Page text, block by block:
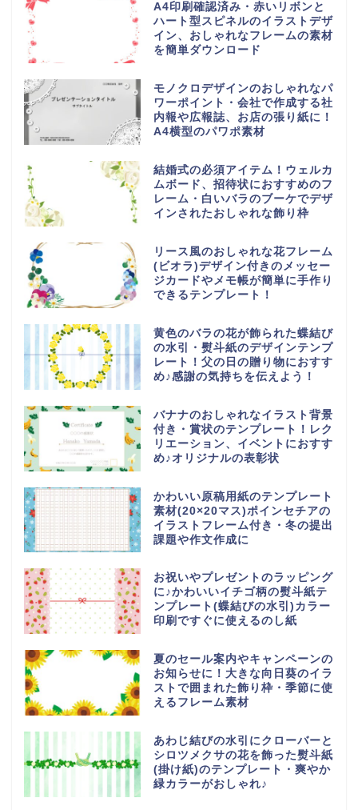
A4印刷確認済み・赤いリボンと
ハート型スピネルのイラストデザ
イン、おしゃれなフレームの素材
を簡単ダウンロード
モノクロデザインのおしゃれなパ
ワーポイント・会社で作成する社
内報や広報誌、お店の張り紙に！
A4横型のパワポ素材
結婚式の必須アイテム！ウェルカ
ムボード、招待状におすすめのフ
レーム・白いバラのブーケでデザ
インされたおしゃれな飾り枠
リース風のおしゃれな花フレーム
(ビオラ)デザイン付きのメッセー
ジカードやメモ帳が簡単に手作り
できるテンプレート！
黄色のバラの花が飾られた蝶結び
の水引・熨斗紙のデザインテンプ
レート！父の日の贈り物におすす
め♪感謝の気持ちを伝えよう！
バナナのおしゃれなイラスト背景
付き・賞状のテンプレート！レク
リエーション、イベントにおすす
め♪オリジナルの表彰状
かわいい原稿用紙のテンプレート
素材(20×20マス)ポインセチアの
イラストフレーム付き・冬の提出
課題や作文作成に
お祝いやプレゼントのラッピング
に♪かわいいイチゴ柄の熨斗紙テ
ンプレート(蝶結びの水引)カラー
印刷ですぐに使えるのし紙
夏のセール案内やキャンペーンの
お知らせに！大きな向日葵のイラ
ストで囲まれた飾り枠・季節に使
えるフレーム素材
あわじ結びの水引にクローバーと
シロツメクサの花を飾った熨斗紙
(掛け紙)のテンプレート・爽やか
緑カラーがおしゃれ♪